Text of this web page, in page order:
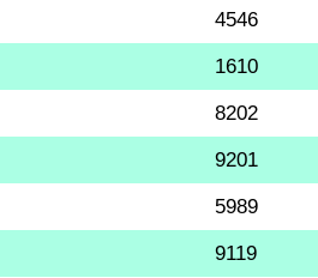
4546
1610
8202
9201
5989
9119